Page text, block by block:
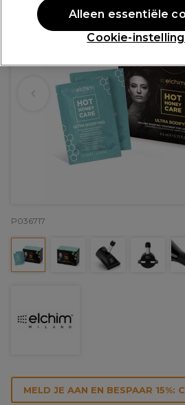
P036717
MELD JE AAN EN BESPAAR 15%:
Cookie-
Alleen essentiële